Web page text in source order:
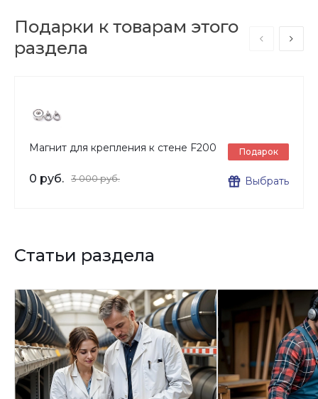
Подарки к товарам этого
раздела
Магнит для крепления к стене F200
0 руб. 3 000 руб.
Подарок
Выбрать
Статьи раздела